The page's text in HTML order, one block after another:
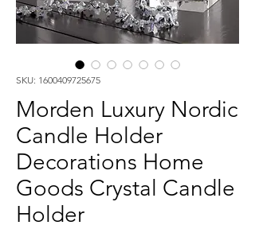
SKU: 1600409725675
Morden Luxury Nordic
Candle Holder
Decorations Home
Goods Crystal Candle
Holder